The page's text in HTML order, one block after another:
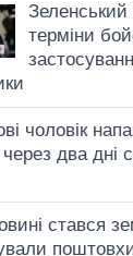
Зеленський
терміни
чоловік
через два
стався